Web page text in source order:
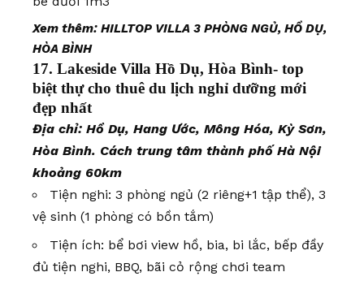
Xem thêm: HILLTOP VILLA 3 PHÒNG NGỦ, HỒ DỤ,
HÒA BÌNH
17. Lakeside Villa Hồ Dụ, Hòa Bình- top
biệt thự cho thuê du lịch nghỉ dưỡng mới
đẹp nhất
Địa chỉ: Hồ Dụ, Hang Ước, Mông Hóa, Kỳ Sơn,
Hòa Bình. Cách trung tâm thành phố Hà Nội
khoảng 60km
Tiện nghi: 3 phòng ngủ (2 riêng+1 tập thể), 3
vệ sinh (1 phòng có bồn tắm)
Tiện ích: bể bơi view hồ, bia, bi lắc, bếp đầy
đủ tiện nghi, BBQ, bãi cỏ rộng chơi team